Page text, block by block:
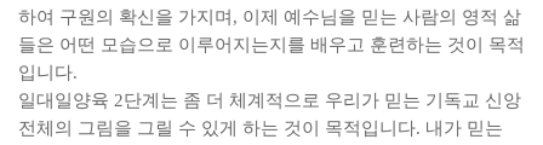
하여 구원의 확신을 가지며 , 이제 예수님을 믿는 사람의 영적 삶
들은 어떤 모습으로 이루어지는지를 배우고 훈련하는 것이 목적
입니다.
일대일양육 2단계는 좀 더 체계적으로 우리가 믿는 기독교 신앙
전체의 그림을 그릴 수 있게 하는 것이 목적입니다. 내가 믿는